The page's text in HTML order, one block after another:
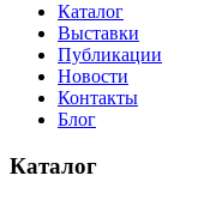
Каталог
Выставки
Публикации
Новости
Контакты
Блог
Каталог